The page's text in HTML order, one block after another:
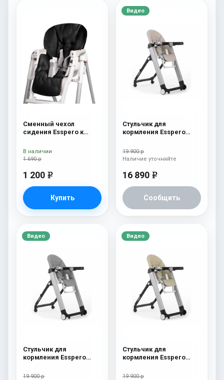
Сменный чехол
сидения Esspero к
кормления Peg-Perego
Diner Black
1 690 р
1 200 e
Купить
В наличии
Видео
Стульчик для
кормления Esspero
19 900 р
16 890 e
Сообщить
Наличие уточняйте
Видео
Стульчик для
кормления Esspero
19 900 р
Видео
Стульчик для
кормления Esspero
19 900 р